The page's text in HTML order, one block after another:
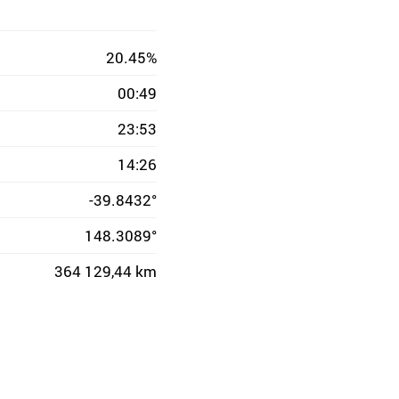
20.45%
00:49
23:53
14:26
-39.8432°
148.3089°
364 129,44 km